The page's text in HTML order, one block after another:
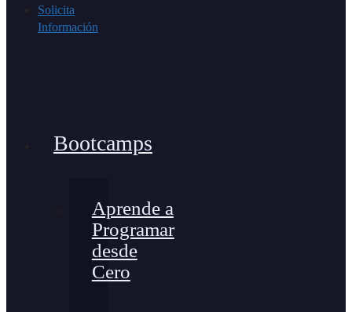
Solicita
Información
Bootcamps
Aprende a
Programar
desde
Cero